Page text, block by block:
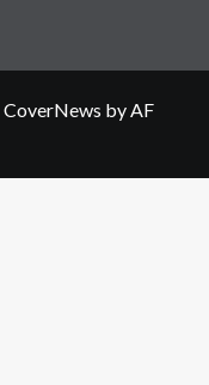
CoverNews by AF